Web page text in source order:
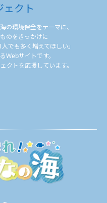
ェクト
の環境保全をテーマに、
のをきっかけに
でも多く増えてほしい」
Webサイトです。
クトを応援しています。